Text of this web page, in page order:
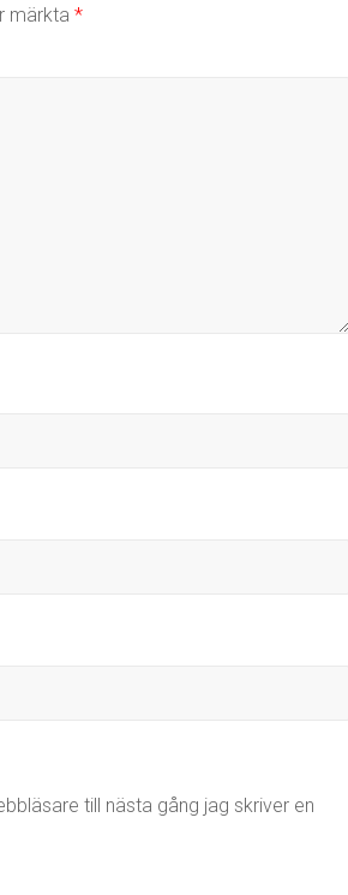
märkta *
till nästa gång jag skriver en